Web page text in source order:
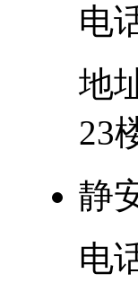
电
地
23
静
电